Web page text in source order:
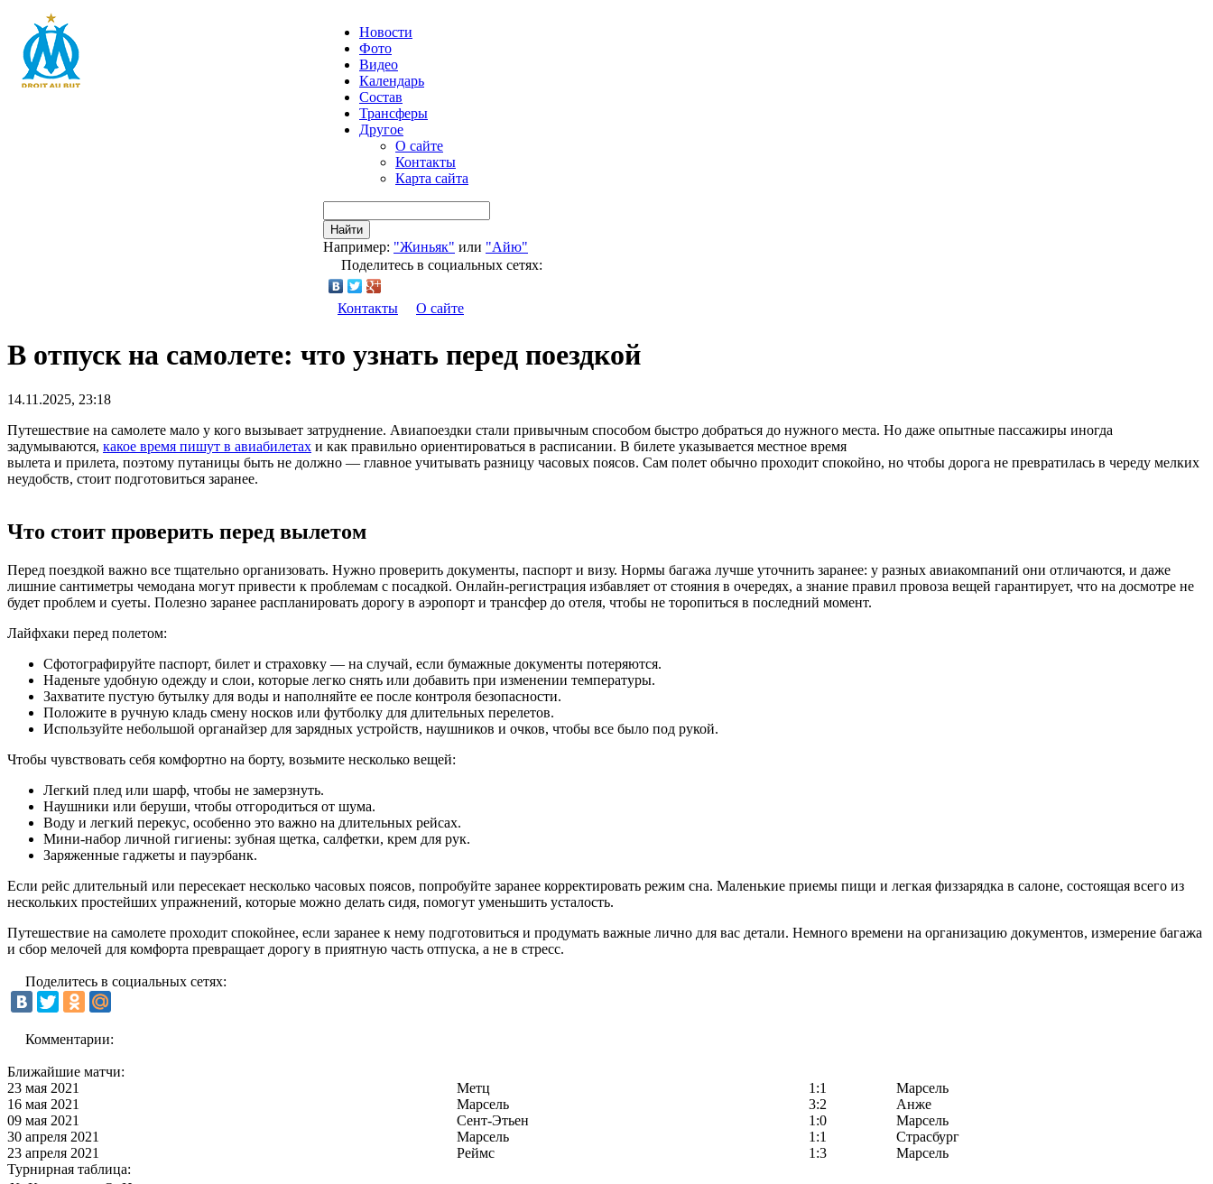
Новости
Фото
Видео
Календарь
Состав
Трансферы
Другое
О сайте
Контакты
Карта сайта
Найти
Например: "Жиньяк" или "Айю"
Поделитесь в социальных сетях:
Контакты О сайте
В отпуск на самолете: что узнать перед поездкой
14.11.2025, 23:18
Путешествие на самолете мало у кого вызывает затруднение. Авиапоездки стали привычным способом быстро добраться до нужного места. Но даже опытные пассажиры иногда
задумываются, какое время пишут в авиабилетах и как правильно ориентироваться в расписании. В билете указывается местное время
вылета и прилета, поэтому путаницы быть не должно — главное учитывать разницу часовых поясов. Сам полет обычно проходит спокойно, но чтобы дорога не превратилась в череду мелких
неудобств, стоит подготовиться заранее.
Что стоит проверить перед вылетом
Перед поездкой важно все тщательно организовать. Нужно проверить документы, паспорт и визу. Нормы багажа лучше уточнить заранее: у разных авиакомпаний они отличаются, и даже
лишние сантиметры чемодана могут привести к проблемам с посадкой. Онлайн-регистрация избавляет от стояния в очередях, а знание правил провоза вещей гарантирует, что на досмотре не
будет проблем и суеты. Полезно заранее распланировать дорогу в аэропорт и трансфер до отеля, чтобы не торопиться в последний момент.
Лайфхаки перед полетом:
Сфотографируйте паспорт, билет и страховку — на случай, если бумажные документы потеряются.
Наденьте удобную одежду и слои, которые легко снять или добавить при изменении температуры.
Захватите пустую бутылку для воды и наполняйте ее после контроля безопасности.
Положите в ручную кладь смену носков или футболку для длительных перелетов.
Используйте небольшой органайзер для зарядных устройств, наушников и очков, чтобы все было под рукой.
Чтобы чувствовать себя комфортно на борту, возьмите несколько вещей:
Легкий плед или шарф, чтобы не замерзнуть.
Наушники или беруши, чтобы отгородиться от шума.
Воду и легкий перекус, особенно это важно на длительных рейсах.
Мини-набор личной гигиены: зубная щетка, салфетки, крем для рук.
Заряженные гаджеты и пауэрбанк.
Если рейс длительный или пересекает несколько часовых поясов, попробуйте заранее корректировать режим сна. Маленькие приемы пищи и легкая физзарядка в салоне, состоящая всего из
нескольких простейших упражнений, которые можно делать сидя, помогут уменьшить усталость.
Путешествие на самолете проходит спокойнее, если заранее к нему подготовиться и продумать важные лично для вас детали. Немного времени на организацию документов, измерение багажа
и сбор мелочей для комфорта превращает дорогу в приятную часть отпуска, а не в стресс.
Поделитесь в социальных сетях:
Комментарии:
Ближайшие матчи:
23 мая 2021
Метц 1:1
Марсель
16 мая 2021
Марсель 3:2
Анже
09 мая 2021
Сент-Этьен 1:0
Марсель
30 апреля 2021
Марсель 1:1
Страсбург
23 апреля 2021
Реймс 1:3
Марсель
Турнирная таблица: